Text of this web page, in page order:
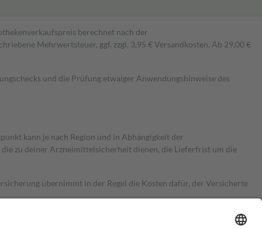
berechnet nach der
Mehrwertsteuer, ggf. zzgl. 3,95 € Versandkosten. Ab 29,00 €
und die Prüfung etwaiger Anwendungshinweise des
kann je nach Region und in Abhängigkeit der
zu deiner Arzneimittelsicherheit dienen, die Lieferfrist um die
übernimmt in der Regel die Kosten dafür, der Versicherte